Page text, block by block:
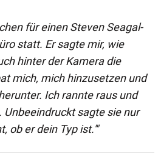
für einen Steven Seagal-
statt. Er sagte mir, wie
hinter der Kamera die
mich, mich hinzusetzen und
Ich rannte raus und
sagte sie nur
ob er dein Typ ist.'"